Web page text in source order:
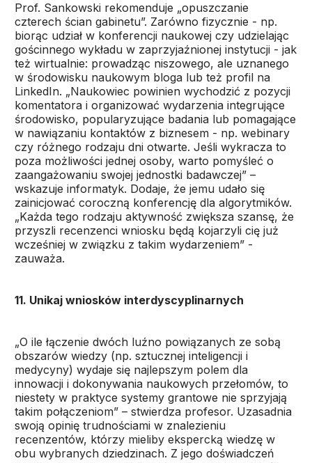
Prof. Sankowski rekomenduje „opuszczanie
czterech ścian gabinetu”. Zarówno fizycznie - np.
biorąc udział w konferencji naukowej czy udzielając
gościnnego wykładu w zaprzyjaźnionej instytucji - jak
też wirtualnie: prowadząc niszowego, ale uznanego
w środowisku naukowym bloga lub też profil na
LinkedIn. „Naukowiec powinien wychodzić z pozycji
komentatora i organizować wydarzenia integrujące
środowisko, popularyzujące badania lub pomagające
w nawiązaniu kontaktów z biznesem - np. webinary
czy różnego rodzaju dni otwarte. Jeśli wykracza to
poza możliwości jednej osoby, warto pomyśleć o
zaangażowaniu swojej jednostki badawczej” –
wskazuje informatyk. Dodaje, że jemu udało się
zainicjować coroczną konferencję dla algorytmików.
„Każda tego rodzaju aktywność zwiększa szansę, że
przyszli recenzenci wniosku będą kojarzyli cię już
wcześniej w związku z takim wydarzeniem” -
zauważa.
11. Unikaj wniosków interdyscyplinarnych
„O ile łączenie dwóch luźno powiązanych ze sobą
obszarów wiedzy (np. sztucznej inteligencji i
medycyny) wydaje się najlepszym polem dla
innowacji i dokonywania naukowych przełomów, to
niestety w praktyce systemy grantowe nie sprzyjają
takim połączeniom” – stwierdza profesor. Uzasadnia
swoją opinię trudnościami w znalezieniu
recenzentów, którzy mieliby ekspercką wiedzę w
obu wybranych dziedzinach. Z jego doświadczeń